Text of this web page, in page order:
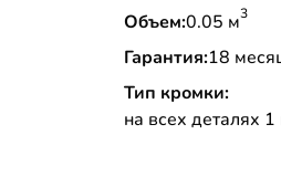
Объем:
0.05 м3
Гарантия:18
Тип кромки:
на всех деталях